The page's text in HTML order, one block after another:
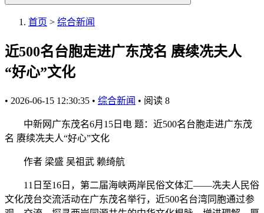
首页 > 综合新闻
近500名台胞走进广东茂名 赓续冼夫人
“好心”文化
• 2026-06-15 12:30:35 • 综合新闻 • 阅读 8
中新网广东茂名6月15日电 题：近500名台胞走进广东茂
名 赓续冼夫人“好心”文化
作者 梁盛 吴祖武 赖绮航
11日至16日，第二届海峡两岸民俗文体汇——冼夫人民俗
文化茂台交流活动在广东茂名举行，近500名台湾同胞通过参